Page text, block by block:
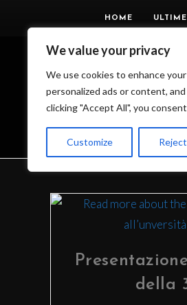
We value your privacy
We use cookies to enhance
personalized ads or content,
clicking "Accept All", you
Customize
HOME
della